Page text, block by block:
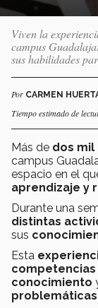
Viven la
campus
sus habilidades
Por CARMEN
Tiempo estimado de
Más de dos mil
campus
espacio en el
aprendizaje y
Durante una
distintas
sus
Esta
competencias
conocimiento